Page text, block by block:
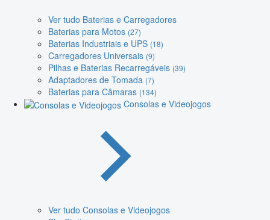
Ver tudo Baterias e Carregadores
Baterias para Motos (27)
Baterias Industriais e UPS (18)
Carregadores Universais (9)
Pilhas e Baterias Recarregáveis (39)
Adaptadores de Tomada (7)
Baterias para Câmaras (134)
Consolas e Videojogos
Ver tudo Consolas e Videojogos